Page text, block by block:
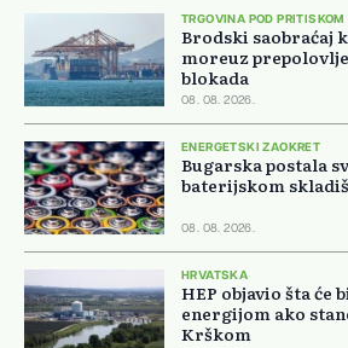
TRGOVINA POD PRITISKOM
Brodski saobraćaj
moreuz
blokada
08. 08. 2026.
ENERGETSKI ZAOKRET
Bugarska postala
baterijskom
08. 08. 2026.
HRVATSKA
HEP objavio šta će
energijom ako
Krškom